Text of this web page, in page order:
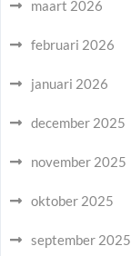
maart 2026
februari 2026
januari 2026
december 2025
november 2025
oktober 2025
september 2025